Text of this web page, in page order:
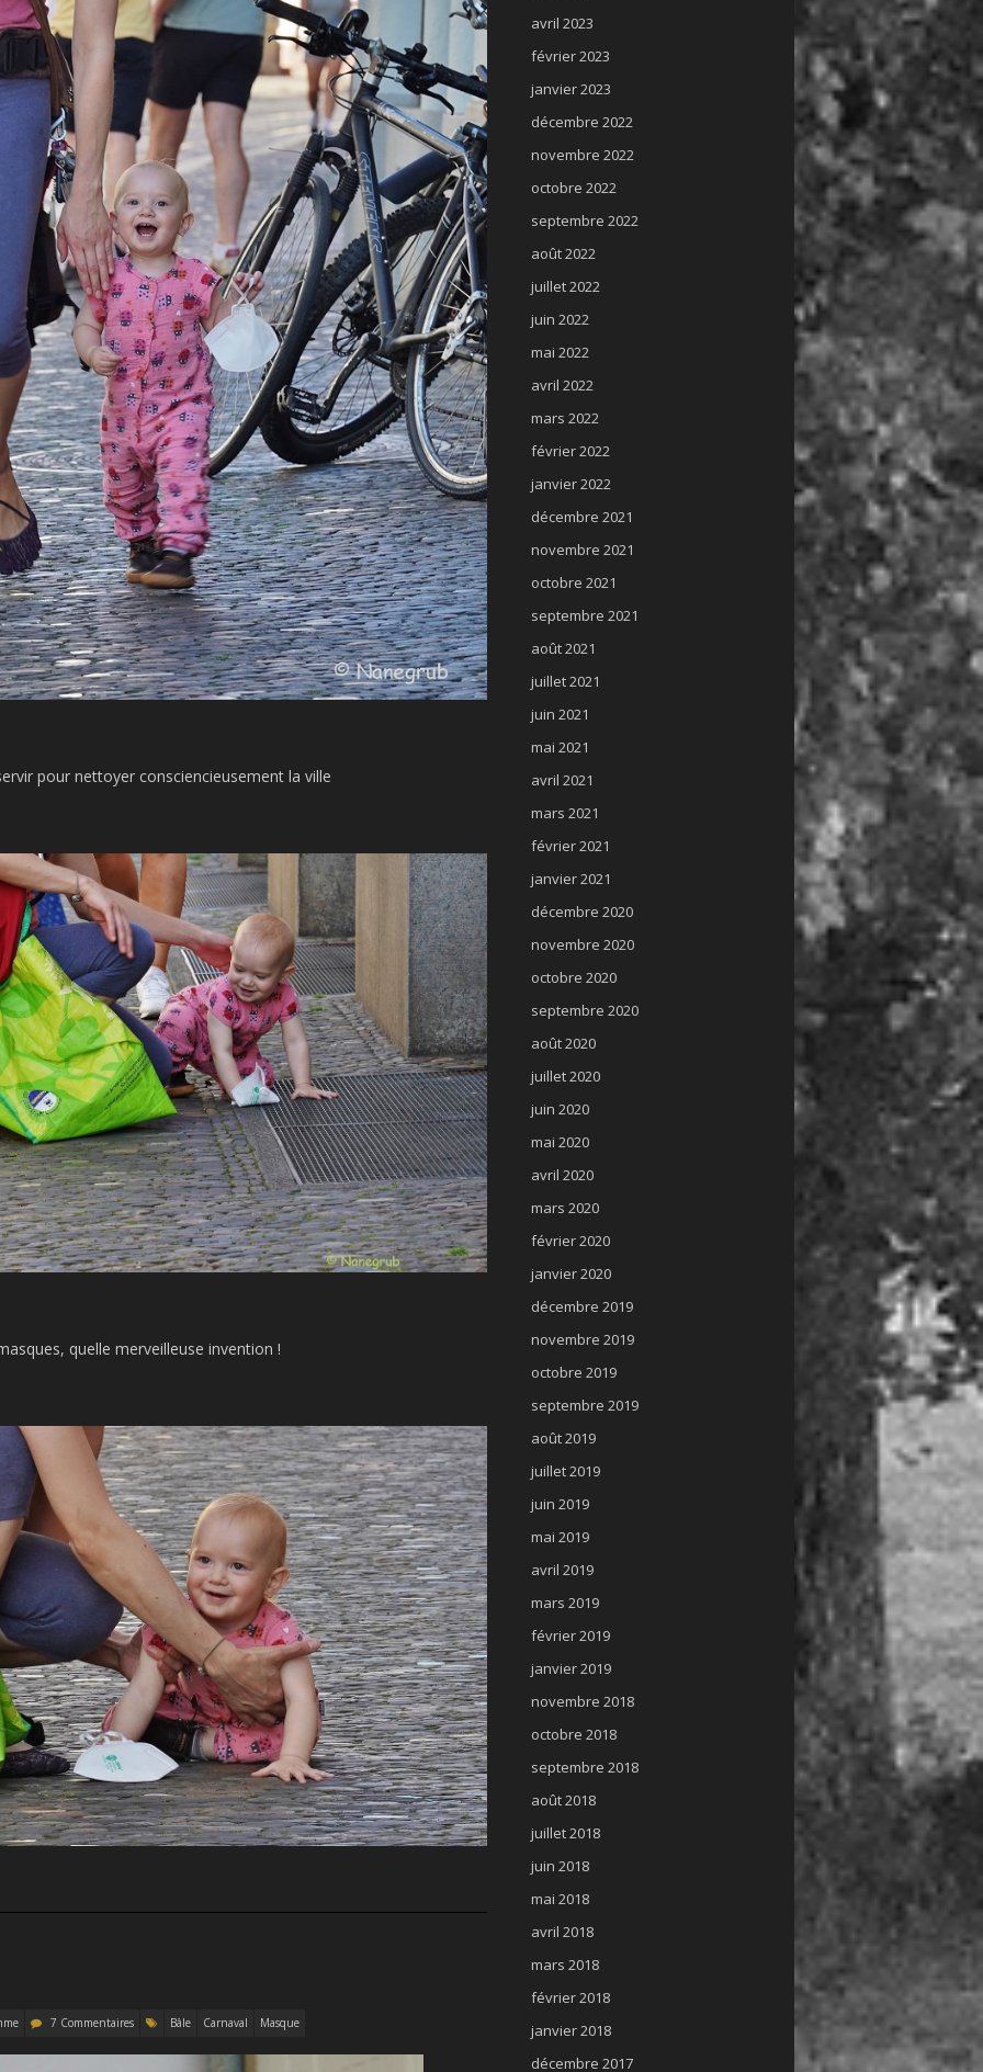
pour nettoyer consciencieusement la ville
quelle merveilleuse invention !
7 Commentaires Bâle Carnaval Masque
avril 2023
février 2023
janvier 2023
décembre 2022
novembre 2022
octobre 2022
septembre 2022
août 2022
juillet 2022
juin 2022
mai 2022
avril 2022
mars 2022
février 2022
janvier 2022
décembre 2021
novembre 2021
octobre 2021
septembre 2021
août 2021
juillet 2021
juin 2021
mai 2021
avril 2021
mars 2021
février 2021
janvier 2021
décembre 2020
novembre 2020
octobre 2020
septembre 2020
août 2020
juillet 2020
juin 2020
mai 2020
avril 2020
mars 2020
février 2020
janvier 2020
décembre 2019
novembre 2019
octobre 2019
septembre 2019
août 2019
juillet 2019
juin 2019
mai 2019
avril 2019
mars 2019
février 2019
janvier 2019
novembre 2018
octobre 2018
septembre 2018
août 2018
juillet 2018
juin 2018
mai 2018
avril 2018
mars 2018
février 2018
janvier 2018
décembre 2017